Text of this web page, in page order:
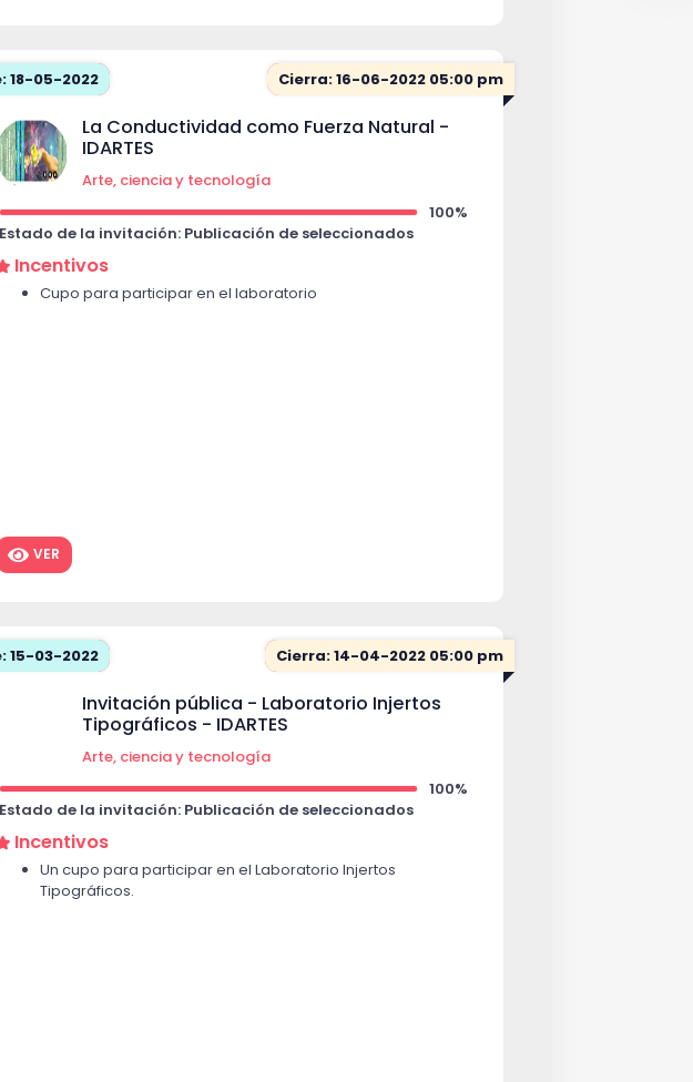
18-05-2022 Cierra: 16-06-2022 05:00 pm
La Conductividad como Fuerza Natural -
IDARTES
Arte, ciencia y tecnología
100%
Estado de la invitación: Publicación de seleccionados
Incentivos
Cupo para participar en el laboratorio
VER
15-03-2022 Cierra: 14-04-2022 05:00 pm
Invitación pública - Laboratorio Injertos
Tipográficos - IDARTES
Arte, ciencia y tecnología
100%
Estado de la invitación: Publicación de seleccionados
Incentivos
Un cupo para participar en el Laboratorio Injertos
Tipográficos.